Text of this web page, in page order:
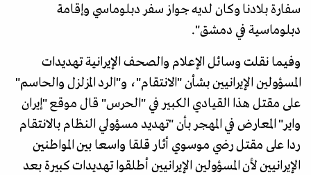
سفارة بلادنا وكان لديه جواز سفر دبلوماسي وإقامة
دبلوماسية في دمشق".
وفيما نقلت وسائل الإعلام والصحف الإيرانية تهديدات
المسؤولين الإيرانيين بشأن "الانتقام"، و"الرد المزلزل والحاسم"
على مقتل هذا القيادي الكبير في "الحرس" قال موقع "إيران
واير" المعارض في المهجر بأن "تهديد مسؤولي النظام بالانتقام
ردا على مقتل رضي موسوي أثار قلقا واسعا بين المواطنين
الإيرانيين لأن المسؤولين الإيرانيين أطلقوا تهديدات كبيرة بعد